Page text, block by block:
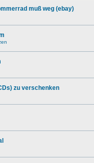
muß weg (ebay)
zu verschenken